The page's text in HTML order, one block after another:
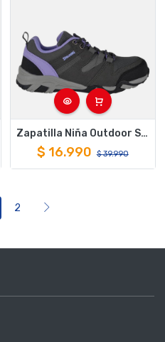
Zapatilla Niña Outdoor Spalding ZNO5229 Gris
$ 16.990 $39.990
2